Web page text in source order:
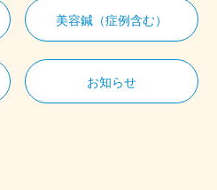
美容鍼（症例含む）
お知らせ